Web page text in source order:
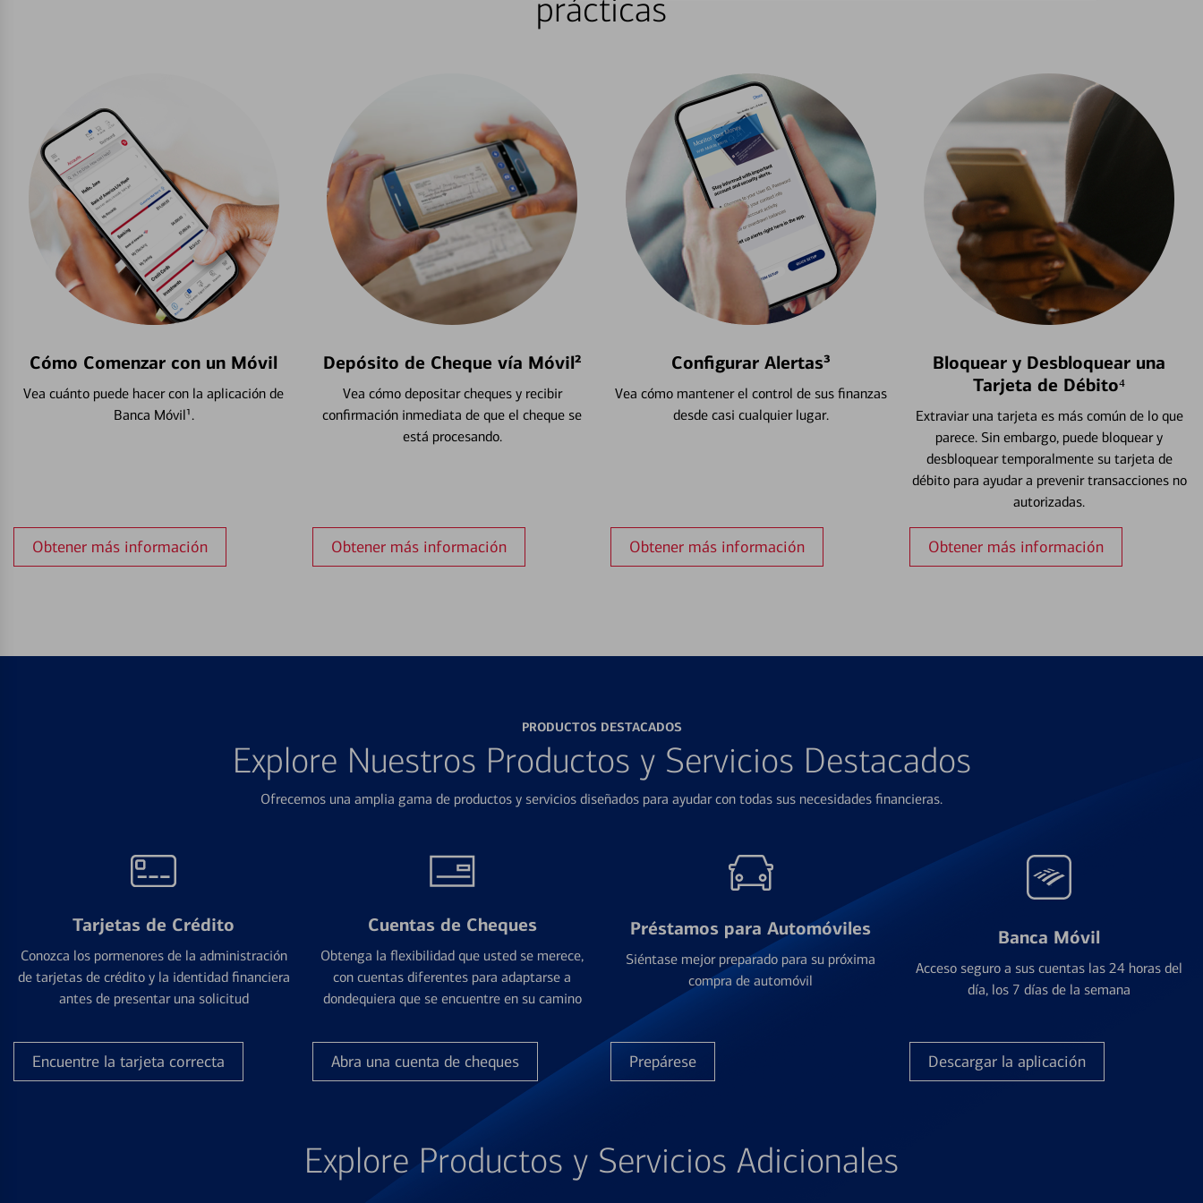
prácticas
Cómo Comenzar con un Móvil
Vea cuánto puede hacer con la aplicación de
Banca Móvil¹.
Obtener más información
Depósito de Cheque vía Móvil²
Vea cómo depositar cheques y recibir
confirmación inmediata de que el cheque se
está procesando.
Obtener más información
Configurar Alertas³
Vea cómo mantener el control de sus finanzas
desde casi cualquier lugar.
Obtener más información
Bloquear y Desbloquear una
Tarjeta de Débito⁴
Extraviar una tarjeta es más común de lo que
parece. Sin embargo, puede bloquear y
desbloquear temporalmente su tarjeta de
débito para ayudar a prevenir transacciones no
autorizadas.
Obtener más información
PRODUCTOS DESTACADOS
Explore Nuestros Productos y Servicios Destacados
Ofrecemos una amplia gama de productos y servicios diseñados para ayudar con todas sus necesidades financieras.
Tarjetas de Crédito
Conozca los pormenores de la administración
de tarjetas de crédito y la identidad financiera
antes de presentar una solicitud
Encuentre la tarjeta correcta
Cuentas de Cheques
Obtenga la flexibilidad que usted se merece,
con cuentas diferentes para adaptarse a
dondequiera que se encuentre en su camino
Abra una cuenta de cheques
Préstamos para Automóviles
Siéntase mejor preparado para su próxima
compra de automóvil
Prepárese
Banca Móvil
Acceso seguro a sus cuentas las 24 horas del
día, los 7 días de la semana
Descargar la aplicación
Explore Productos y Servicios Adicionales